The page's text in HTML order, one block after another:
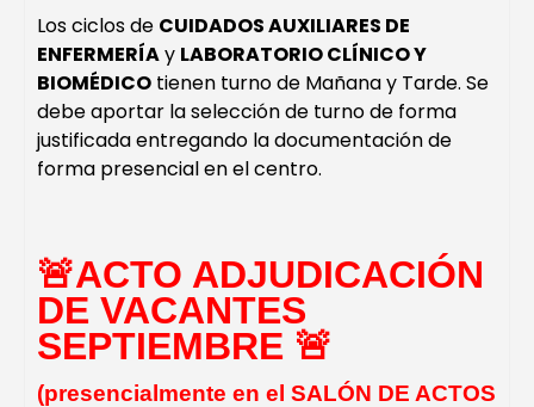
Los ciclos de CUIDADOS AUXILIARES DE
ENFERMERÍAy LABORATORIO CLÍNICO Y
BIOMÉDICO tienen turno de Mañana y Tarde. Se
debe aportar la selección de turno de forma
justificada entregando la documentación de
forma presencial en el centro.
🚨ACTO ADJUDICACIÓN
DE VACANTES
SEPTIEMBRE 🚨
(presencialmente en el SALÓN DE ACTOS